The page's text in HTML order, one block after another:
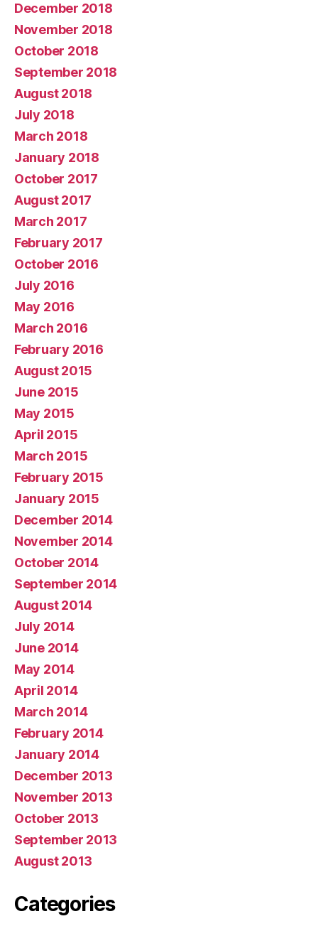
December 2018
November 2018
October 2018
September 2018
August 2018
July 2018
March 2018
January 2018
October 2017
August 2017
March 2017
February 2017
October 2016
July 2016
May 2016
March 2016
February 2016
August 2015
June 2015
May 2015
April 2015
March 2015
February 2015
January 2015
December 2014
November 2014
October 2014
September 2014
August 2014
July 2014
June 2014
May 2014
April 2014
March 2014
February 2014
January 2014
December 2013
November 2013
October 2013
September 2013
August 2013
Categories